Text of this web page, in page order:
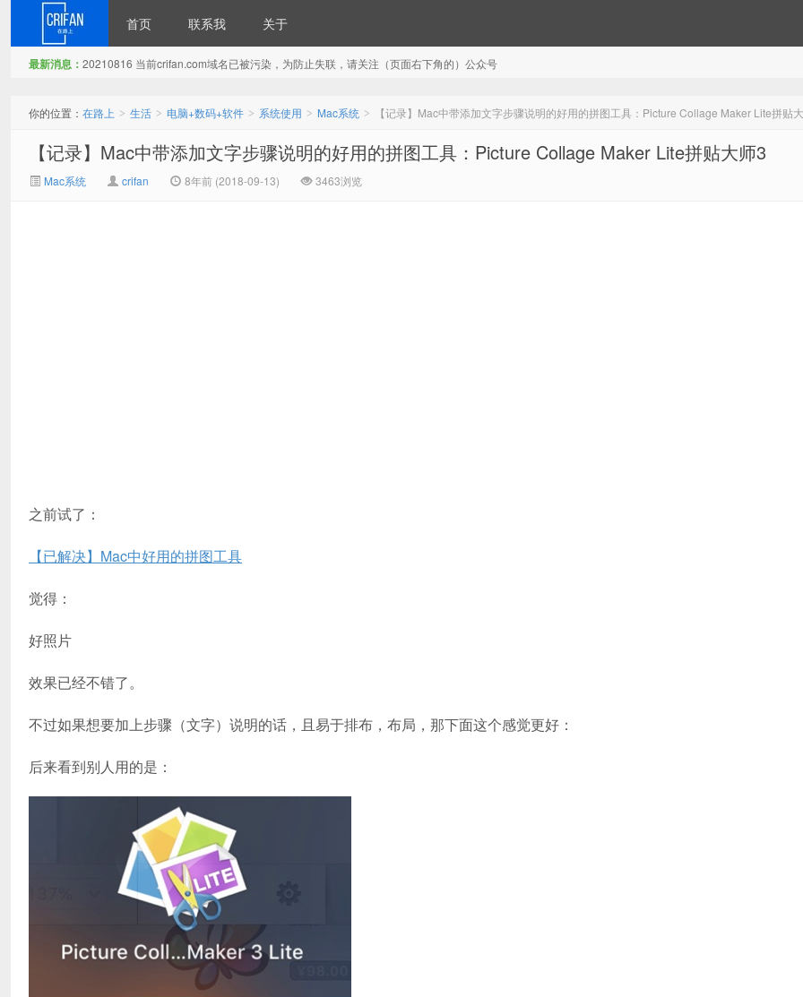
首页 联系我 关于
最新消息： 20210816 当前crifan.com域名已被污染，为防止失联，请关注（页面右下角的）公众号
你的位置： 在路上 > 生活 > 电脑+数码+软件 > 系统使用 > Mac系统 > 【记录】Mac中带添加文字步骤说明的好用的拼图工具：Picture Collage Maker Lite拼贴
【记录】Mac中带添加文字步骤说明的好用的拼图工具：Picture Collage Maker Lite拼贴大师3
Mac系统 crifan 8年前 (2018-09-13) 3463浏览
之前试了：
【已解决】Mac中好用的拼图工具
觉得：
好照片
效果已经不错了。
不过如果想要加上步骤（文字）说明的话，且易于排布，布局，那下面这个感觉更好：
后来看到别人用的是：